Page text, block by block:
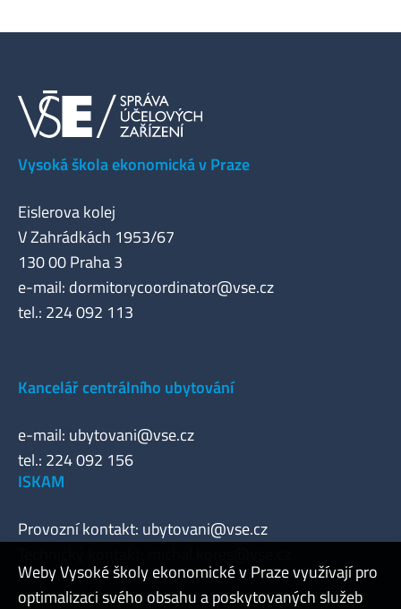
Vysoká škola ekonomická v Praze
Eislerova kolej
V Zahrádkách 1953/67
130 00 Praha 3
e-mail: dormitorycoordinator@vse.cz
tel.: 224 092 113
Kancelář centrálního ubytování
e-mail: ubytovani@vse.cz
tel.: 224 092 156
ISKAM
Provozní kontakt: ubytovani@vse.cz
Weby Vysoké školy ekonomické v Praze využívají pro
optimalizaci svého obsahu a poskytovaných služeb